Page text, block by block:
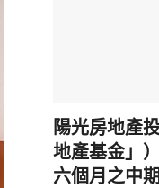
陽光房地產
地產基金」
六個月之中